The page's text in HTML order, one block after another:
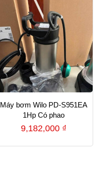
Máy bơm Wilo PD-S951EA
1Hp Có phao
9,182,000 ₫